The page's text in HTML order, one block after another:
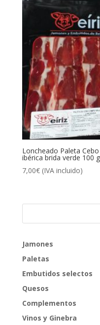
Loncheado Paleta
ibérica brida verde 100
7,00€ (IVA incluido)
Jamones
Paletas
Embutidos selectos
Quesos
Complementos
Vinos y Ginebra